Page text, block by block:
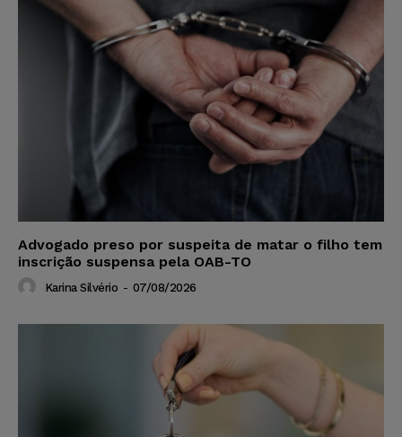
Advogado preso por suspeita de matar o filho tem
inscrição suspensa pela OAB-TO
Karina Silvério - 07/08/2026